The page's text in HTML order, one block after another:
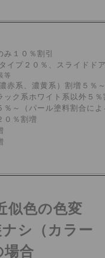
み１０％割引
イプ２０％、スライドド
等
赤系、濃黄系）割増５％
ック系ホワイト系以外５％
％～（パール塗料割合によ
０％割増
似色の色変
シ（カラー
場合